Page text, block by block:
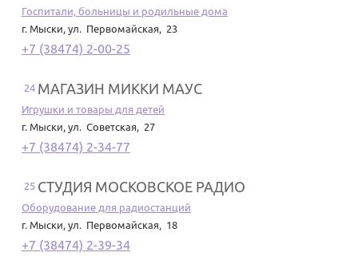
Госпитали, больницы и родильные дома
г. Мыски, ул. Первомайская, 23
+7 (38474) 2-00-25
24 МАГАЗИН МИККИ МАУС
Игрушки и товары для детей
г. Мыски, ул. Советская, 27
+7 (38474) 2-34-77
25 СТУДИЯ МОСКОВСКОЕ РАДИО
Оборудование для радиостанций
г. Мыски, ул. Первомайская, 18
+7 (38474) 2-39-34